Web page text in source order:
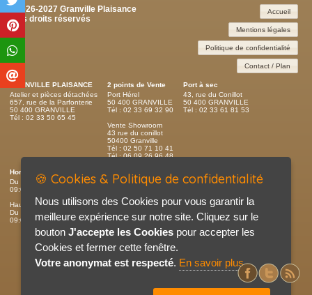
©2026-2027 Granville Plaisance
tous droits réservés
Accueil
Mentions légales
Politique de confidentialité
Contact / Plan
GRANVILLE PLAISANCE
Atelier et pièces détachées
657, rue de la Parfonterie
50 400 GRANVILLE
Tél : 02 33 50 65 45
2 points de Vente
Port Hérel
50 400 GRANVILLE
Tél : 02 33 69 32 90
Vente Showroom
43 rue du conillot
50400 Granville
Tél : 02 50 71 10 41
Tél : 06 09 26 96 48
Port à sec
43, rue du Conillot
50 400 GRANVILLE
Tél : 02 33 61 81 53
Horaires d'ouverture
Du lundi au samedi
09:00 - 12:00 / 14:00 - 19:00
Haute saison - Port du Hérel
Du lundi au dimanche (7j/7)
09:00 - 12:00 / 14:00 - 19:00
🍪 Cookies & Politique de confidentialité
Nous utilisons des Cookies pour vous garantir la
meilleure expérience sur notre site. Cliquez sur le
bouton J'accepte les Cookies pour accepter les
Cookies et fermer cette fenêtre.
Votre anonymat est respecté. En savoir plus